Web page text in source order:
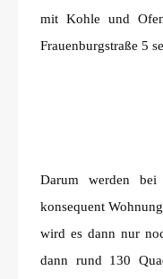
mit Kohle und
Frauenburgstraße 5
Darum werden bei
konsequent
wird es dann nur
dann rund 130